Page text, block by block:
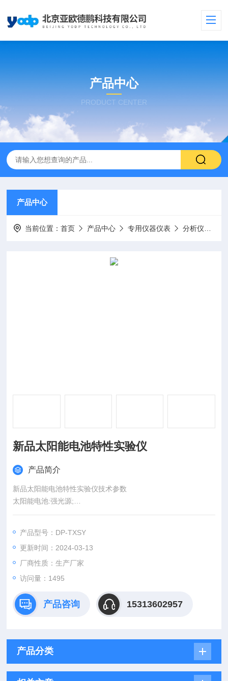
产品中心
PRODUCT CENTER
产品中心
当前位置：首页 产品中心 专用仪器仪表 分析仪
新品太阳能电池特性实验仪
产品简介
新品太阳能电池特性实验仪技术参数
太阳能电池:强光源;
直流电源:1.3V~12V，2A;
产品型号：DP-TXSY
更新时间：2024-03-13
厂商性质：生产厂家
访问量：1495
产品咨询 15313602957
产品分类